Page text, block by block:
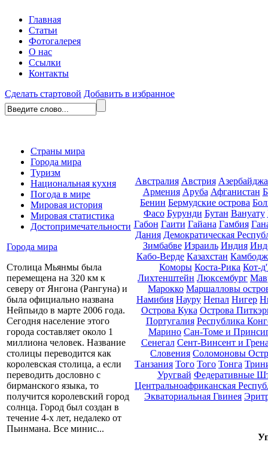
Главная
Статьи
Фотогалерея
О нас
Ссылки
Контакты
Сделать стартовой Добавить в избранное
Страны мира
Города мира
Туризм
Национальная кухня
Погода в мире
Мировая история
Мировая статистика
Достопримечательности
Города мира
Столица Мьянмы была
перемещена на 320 км к
северу от Янгона (Рангуна) и
была официально названа
Нейпьидо в марте 2006 года.
Сегодня население этого
города составляет около 1
миллиона человек. Название
столицы переводится как
королевская столица, а если
переводить дословно с
бирманского языка, то
получится королевский город
солнца. Город был создан в
течение 4-х лет, недалеко от
Пьинмана. Все минис...
Австралия Австрия
Армения Аруба Афганистан
Бенин Бермудские острова
Фасо Бурунди Бутан Вануату
Габон Гаити Гайана Гамбия
Дания Демократическая
Зимбабве Израиль Индия
Кабо-Верде Казахстан
Коморы Коста-Рика Кот-
Лихтенштейн Люксембург
Марокко Маршалловы
Намибия Науру Непал Нигер
Острова Кука Острова
Португалия Республика
Марино Сан-Томе и
Сенегал Сент-Винсент и
Словения Соломоновы
Танзания Того Того Тонга
Уругвай Федеративные
Центральноафриканская
Экваториальная Гвинея